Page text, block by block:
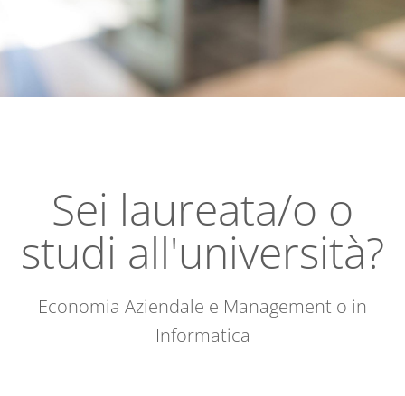
Sei laureata/o o
studi all'università?
Economia Aziendale e Management o in
Informatica